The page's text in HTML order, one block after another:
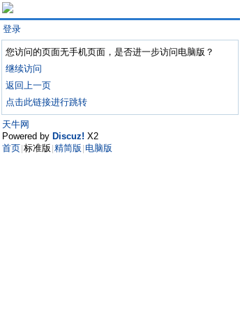
登录
您访问的页面无手机页面，是否进一步访问电脑版？
继续访问
返回上一页
点击此链接进行跳转
天牛网
Powered by Discuz! X2
首页 标准版 精简版 电脑版